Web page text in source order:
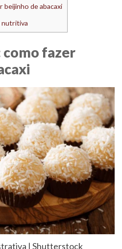
beijinho de abacaxi
nutritiva
como fazer
| Shutterstock